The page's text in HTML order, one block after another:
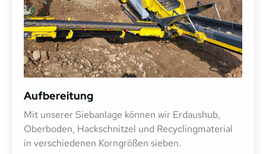
Aufbereitung
Mit unserer Siebanlage können wir Erdaushub,
Oberboden, Hackschnitzel und Recyclingmaterial
in verschiedenen Korngrößen sieben.